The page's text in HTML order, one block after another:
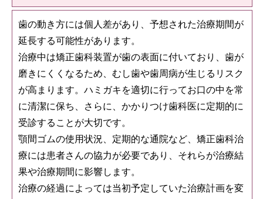
歯の動き方には個人差があり、予想された治療期間が
延長する可能性があります。
治療中は矯正歯科装置が歯の表面に付いており、歯が
磨きにくくなるため、むし歯や歯周病が生じるリスク
が高まります。ハミガキを適切に行ってお口の中を常
に清潔に保ち、さらに、かかりつけ歯科医に定期的に
受診することが大切です。
顎間ゴムの使用状況、定期的な通院など、矯正歯科治
療には患者さんの協力が必要であり、それらが治療結
果や治療期間に影響します。
治療の経過によっては当初予定していた治療計画を変